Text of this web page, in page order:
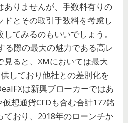
ありませんが、手数料有りの
ドとその取引手数料を考慮し
てみるのもいいでしょう。
る際の最大の魅力である高レ
見ると、XMにおいては最大
しており他社との差別化を
は新興ブローカーではあ
想通貨CFDも含む合計177銘
ており、2018年のローンチか